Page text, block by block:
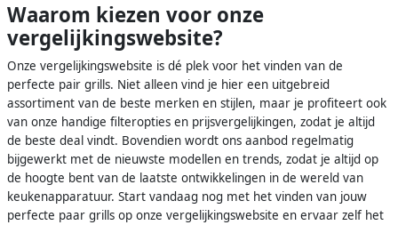
Waarom kiezen voor onze
vergelijkingswebsite?
Onze vergelijkingswebsite is dé plek voor het vinden van de
perfecte pair grills. Niet alleen vind je hier een uitgebreid
assortiment van de beste merken en stijlen, maar je profiteert ook
van onze handige filteropties en prijsvergelijkingen, zodat je altijd
de beste deal vindt. Bovendien wordt ons aanbod regelmatig
bijgewerkt met de nieuwste modellen en trends, zodat je altijd op
de hoogte bent van de laatste ontwikkelingen in de wereld van
keukenapparatuur. Start vandaag nog met het vinden van jouw
perfecte paar grills op onze vergelijkingswebsite en ervaar zelf het